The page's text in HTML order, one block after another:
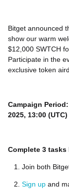
Bitget announced
show our warm
$12,000 SWTCH
Participate in the
exclusive token
Campaign
2025, 13:00 (UTC)
Complete 3 tasks
Join both
Sign up and